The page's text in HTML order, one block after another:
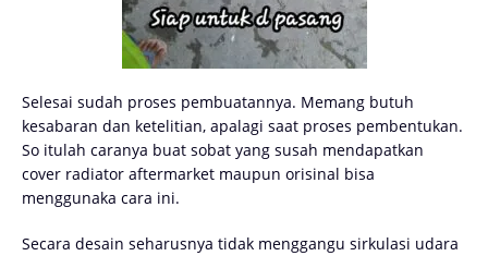
Selesai sudah proses pembuatannya. Memang butuh
kesabaran dan ketelitian, apalagi saat proses pembentukan.
So itulah caranya buat sobat yang susah mendapatkan
cover radiator aftermarket maupun orisinal bisa
menggunaka cara ini.
Secara desain seharusnya tidak menggangu sirkulasi udara